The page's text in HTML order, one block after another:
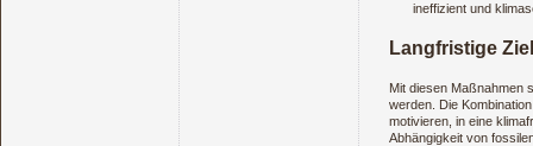
ineffizient und
Langfristige
Mit diesen Maßnahmen
werden. Die
motivieren, in eine
Abhängigkeit von